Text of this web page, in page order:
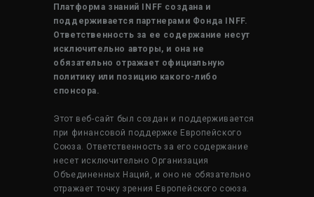
Платформа знаний INFF создана и
поддерживается партнерами Фонда INFF.
Ответственность за ее содержание несут
исключительно авторы, и она не
обязательно отражает официальную
политику или позицию какого-либо
спонсора.
Этот веб-сайт был создан и поддерживается
при финансовой поддержке Европейского
Союза. Ответственность за его содержание
несет исключительно Организация
Объединенных Наций, и оно не обязательно
отражает точку зрения Европейского союза.